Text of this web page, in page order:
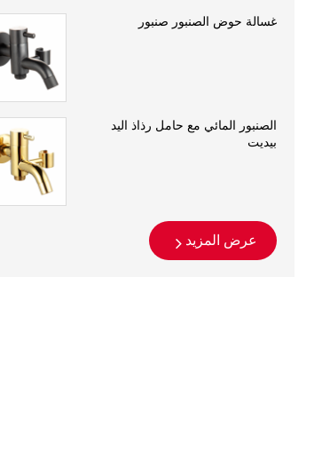
غسالة حوض الصنبور صنبور
الصنبور المائي مع حامل رذاذ اليد
بيديت
عرض المزيد